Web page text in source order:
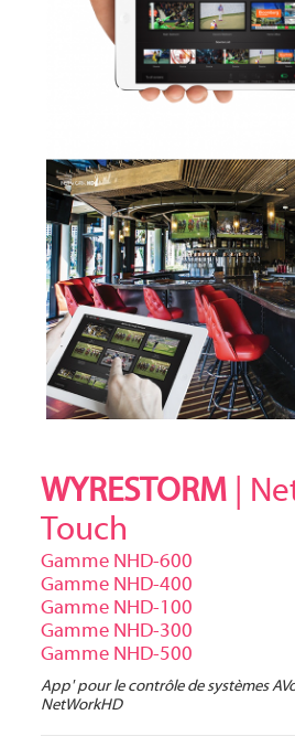
WYRESTORM |
Touch
Gamme NHD-600
Gamme NHD-400
Gamme NHD-100
Gamme NHD-300
Gamme NHD-500
App' pour le contrôle de systèmes
NetWorkHD